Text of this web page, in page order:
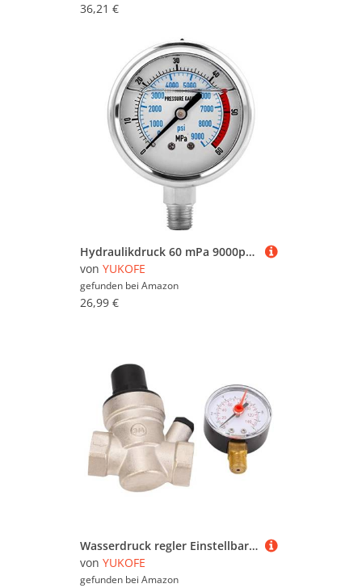
36,21 €
Hydraulikdruck 60 mPa 9000psi Basiseintrag Npt1/4 kreisförmiger Zifferblatt-fächerförmiger Zeiger Dual Skala Edelstahl Silber 1pc für den industriellen Gebrauch
von YUKOFE
gefunden bei Amazon
26,99 €
Wasserdruck regler Einstellbarer Griff Messing 0-140PSI RV Wasserdruck reduzierer mit Meter Edelstahl filter (DN20)
von YUKOFE
gefunden bei Amazon